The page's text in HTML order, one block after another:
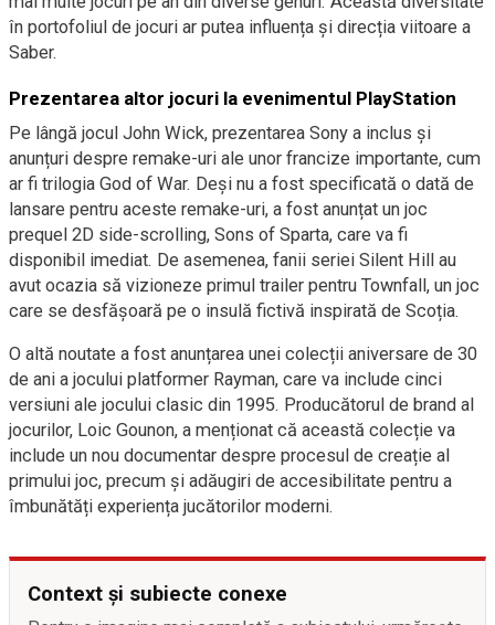
în portofoliul de jocuri ar putea influența și direcția viitoare a
Saber.
Prezentarea altor jocuri la evenimentul PlayStation
Pe lângă jocul John Wick, prezentarea Sony a inclus și
anunțuri despre remake-uri ale unor francize importante, cum
ar fi trilogia God of War. Deși nu a fost specificată o dată de
lansare pentru aceste remake-uri, a fost anunțat un joc
prequel 2D side-scrolling, Sons of Sparta, care va fi
disponibil imediat. De asemenea, fanii seriei Silent Hill au
avut ocazia să vizioneze primul trailer pentru Townfall, un joc
care se desfășoară pe o insulă fictivă inspirată de Scoția.
O altă noutate a fost anunțarea unei colecții aniversare de 30
de ani a jocului platformer Rayman, care va include cinci
versiuni ale jocului clasic din 1995. Producătorul de brand al
jocurilor, Loic Gounon, a menționat că această colecție va
include un nou documentar despre procesul de creație al
primului joc, precum și adăugiri de accesibilitate pentru a
îmbunătăți experiența jucătorilor moderni.
Context și subiecte conexe